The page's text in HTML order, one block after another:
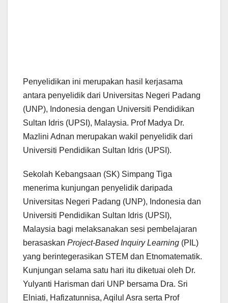
Penyelidikan ini merupakan hasil kerjasama
antara penyelidik dari Universitas Negeri Padang
(UNP), Indonesia dengan Universiti Pendidikan
Sultan Idris (UPSI), Malaysia. Prof Madya Dr.
Mazlini Adnan merupakan wakil penyelidik dari
Universiti Pendidikan Sultan Idris (UPSI).
Sekolah Kebangsaan (SK) Simpang Tiga
menerima kunjungan penyelidik daripada
Universitas Negeri Padang (UNP), Indonesia dan
Universiti Pendidikan Sultan Idris (UPSI),
Malaysia bagi melaksanakan sesi pembelajaran
berasaskan Project-Based Inquiry Learning (PIL)
yang berintegerasikan STEM dan Etnomatematik.
Kunjungan selama satu hari itu diketuai oleh Dr.
Yulyanti Harisman dari UNP bersama Dra. Sri
Elniati, Hafizatunnisa, Aqilul Asra serta Prof